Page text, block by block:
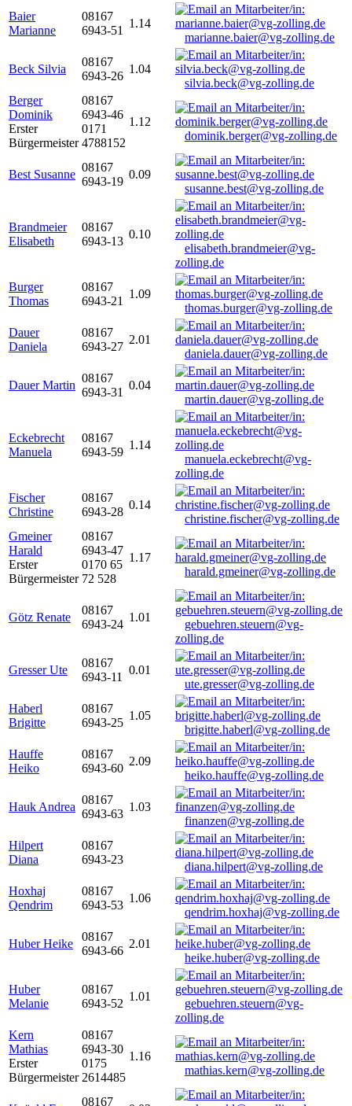
Baier
Marianne
08167
6943-51
1.14
marianne.baier@vg-zolling.de
Beck Silvia
08167
6943-26
1.04
silvia.beck@vg-zolling.de
Berger
Dominik
Erster
Bürgermeister
08167
6943-46
0171
4788152
1.12
dominik.berger@vg-zolling.de
Best Susanne
08167
6943-19
0.09
susanne.best@vg-zolling.de
Brandmeier
Elisabeth
08167
6943-13
0.10
elisabeth.brandmeier@vg-
zolling.de
Burger
Thomas
08167
6943-21
1.09
thomas.burger@vg-zolling.de
Dauer
Daniela
08167
6943-27
2.01
daniela.dauer@vg-zolling.de
Dauer Martin
08167
6943-31
0.04
martin.dauer@vg-zolling.de
Eckebrecht
Manuela
08167
6943-59
1.14
manuela.eckebrecht@vg-
zolling.de
Fischer
Christine
08167
6943-28
0.14
christine.fischer@vg-zolling.de
Gmeiner
Harald
Erster
Bürgermeister
08167
6943-47
0170 65
72 528
1.17
harald.gmeiner@vg-zolling.de
Götz Renate
08167
6943-24
1.01
gebuehren.steuern@vg-
zolling.de
Gresser Ute
08167
6943-11
0.01
ute.gresser@vg-zolling.de
Haberl
Brigitte
08167
6943-25
1.05
brigitte.haberl@vg-zolling.de
Hauffe
Heiko
08167
6943-60
2.09
heiko.hauffe@vg-zolling.de
Hauk Andrea
08167
6943-63
1.03
finanzen@vg-zolling.de
Hilpert
Diana
08167
6943-23
diana.hilpert@vg-zolling.de
Hoxhaj
Qendrim
08167
6943-53
1.06
qendrim.hoxhaj@vg-zolling.de
Huber Heike
08167
6943-66
2.01
heike.huber@vg-zolling.de
Huber
Melanie
08167
6943-52
1.01
gebuehren.steuern@vg-
zolling.de
Kern
Mathias
Erster
Bürgermeister
08167
6943-30
0175
2614485
1.16
mathias.kern@vg-zolling.de
08167